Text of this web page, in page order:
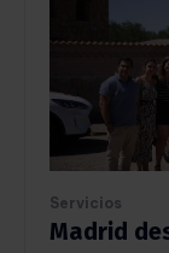
Servicios
Madrid